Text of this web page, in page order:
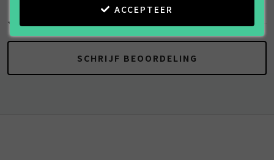
SCHRIJF BEOORDELING
ACCEPTEER